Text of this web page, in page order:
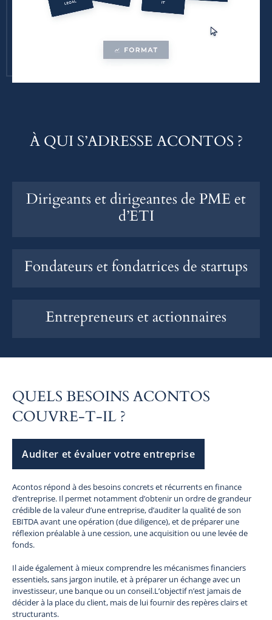
À QUI S’ADRESSE ACONTOS ?
Dirigeants et dirigeantes de PME et
d’ETI
Fondateurs et fondatrices de startups
Entrepreneurs et actionnaires
QUELS BESOINS ACONTOS
COUVRE-T-IL ?
Auditer et évaluer votre entreprise
Acontos répond à des besoins concrets et récurrents en finance
d’entreprise. Il permet notamment d’obtenir un ordre de grandeur
crédible de la valeur d’une entreprise, d’auditer la qualité de son
EBITDA avant une opération (due diligence), et de préparer une
réflexion préalable à une cession, une acquisition ou une levée de
fonds.
Il aide également à mieux comprendre les mécanismes financiers
essentiels, sans jargon inutile, et à préparer un échange avec un
investisseur, une banque ou un conseil.L’objectif n’est jamais de
décider à la place du client, mais de lui fournir des repères clairs et
structurants.